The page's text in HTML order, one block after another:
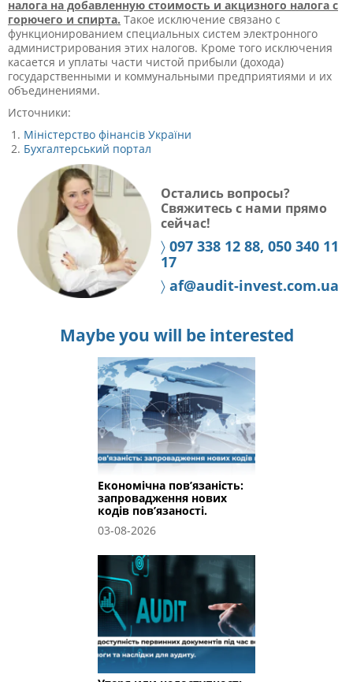
налога на добавленную стоимость и акцизного налога с
горючего и спирта. Такое исключение связано с
функционированием специальных систем электронного
администрирования этих налогов. Кроме того исключения
касается и уплаты части чистой прибыли (дохода)
государственными и коммунальными предприятиями и их
объединениями.
Источники:
Міністерство фінансів України
Бухгалтерський портал
Остались вопросы?
Свяжитесь с нами прямо
сейчас!
〉 097 338 12 88, 050 340 11
17
〉 af@audit-invest.com.ua
Maybe you will be interested
Економічна пов’язаність:
запровадження нових
кодів пов’язаності.
03-08-2026